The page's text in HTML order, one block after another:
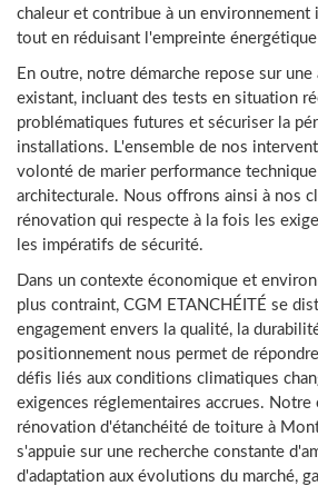
chaleur et contribue à un environnement
tout en réduisant l'empreinte
En outre, notre démarche repose sur
existant, incluant des tests en situation
problématiques futures et sécuriser la
installations. L'ensemble de nos
volonté de marier performance
architecturale. Nous offrons ainsi à nos
rénovation qui respecte à la fois les
les impératifs de sécurité.
Dans un contexte économique et
plus contraint, CGM ETANCHÉITÉ se
engagement envers la qualité, la
positionnement nous permet de
défis liés aux conditions climatiques
exigences réglementaires accrues. Notre
rénovation d'étanchéité de toiture à
s'appuie sur une recherche constante
d'adaptation aux évolutions du marché,